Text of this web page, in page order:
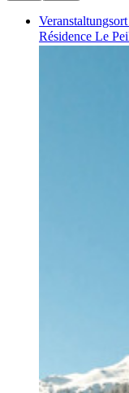
Résidence Le